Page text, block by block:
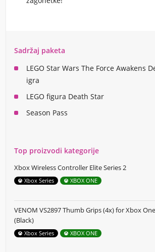
Sadržaj paketa
LEGO Star Wars The Force Awakens
igra
LEGO figura Death Star
Season Pass
Top proizvodi kategorije
Xbox Wireless Controller Elite Series 2
Xbox Series XBOX ONE
VENOM VS2897 Thumb Grips (4x) for Xbox
(Black)
Xbox Series XBOX ONE